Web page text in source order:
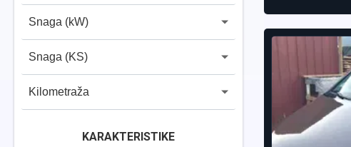
Snaga (kW)
Snaga (KS)
Kilometraža
KARAKTERISTIKE